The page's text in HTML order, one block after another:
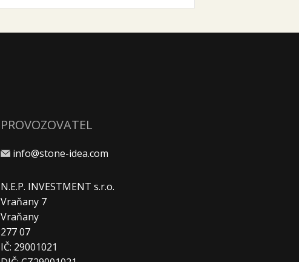
PROVOZOVATEL
info@stone-idea.com
N.E.P. INVESTMENT s.r.o.
Vraňany 7
Vraňany
277 07
IČ: 29001021